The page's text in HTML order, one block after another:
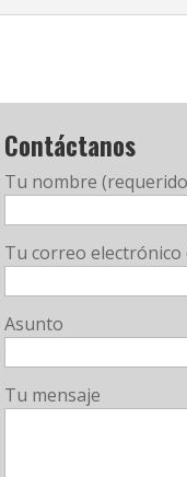
Contáctanos
Tu nombre
Tu correo electrónico
Asunto
Tu mensaje